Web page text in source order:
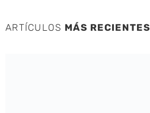
ARTÍCULOS MÁS RECIENTES